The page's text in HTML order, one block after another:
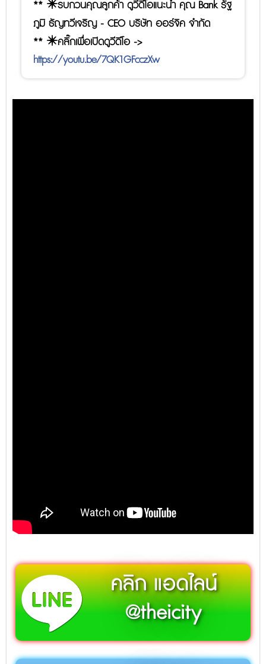
** ✴️รบกวนคุณลูกค้า ดูวีดีโอแนะนำ คุณ Bank รัฐ
ภูมิ ธัญทวีเจริญ - CEO บริษัท ออร์จิค จำกัด
** ✴️คลิ๊กเพื่อเปิดดูวีดีโอ ->
https://youtu.be/7QK1GFcczXw
คลิก แอดไลน์
@theicity